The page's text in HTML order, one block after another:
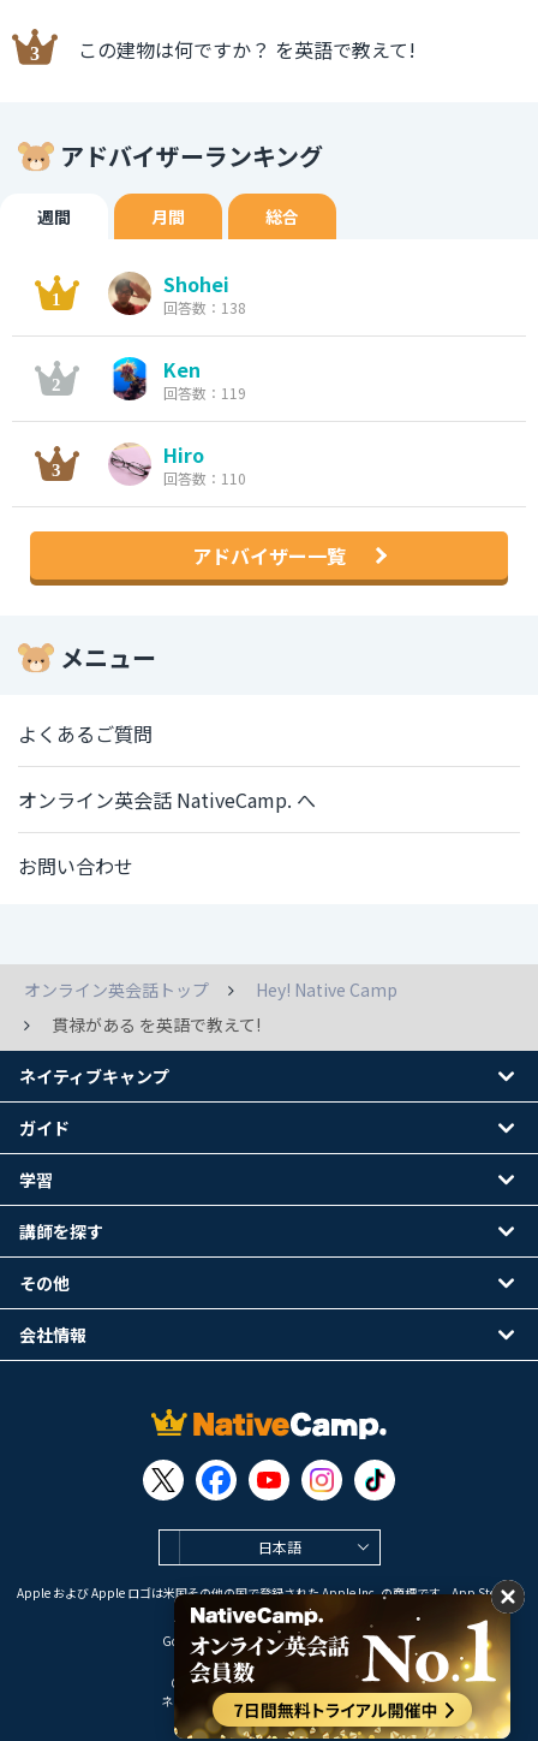
この建物は何ですか？ を英語で教えて!
アドバイザーランキング
週間 月間 総合
Shohei
回答数：138
Ken
回答数：119
Hiro
回答数：110
アドバイザー一覧
メニュー
よくあるご質問
オンライン英会話 NativeCamp. へ
お問い合わせ
オンライン英会話トップ
Hey! Native Camp
貫禄がある を英語で教えて!
日本語
Apple および Apple ロゴは米国その他の国で登録された Apple Inc. の商標です。App Store は
Apple Inc. のサービスマークです。
Google Play は Google LLC の商標です。
Copyright © 2026 オンライン英会話
ネイティブキャンプ All Rights Reserved.
ネイティブキャンプ
ガイド
学習
講師を探す
その他
会社情報